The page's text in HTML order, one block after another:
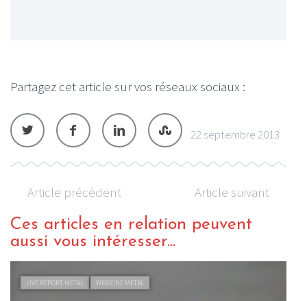
Partagez cet article sur vos réseaux sociaux :
22 septembre 2013
Article précédent Article suivant
Ces articles en relation peuvent
aussi vous intéresser...
LIVE REPORT METAL WEBZINE METAL